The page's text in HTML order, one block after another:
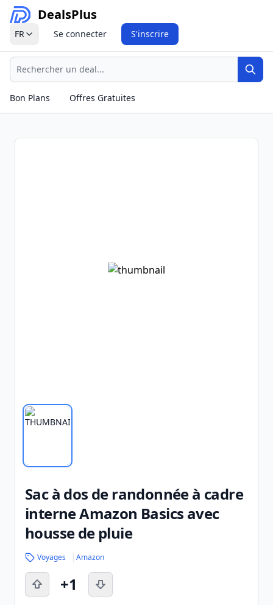
DealsPlus
FR Se connecter S'inscrire
Recherche
Bon Plans
Offres Gratuites
Sac à dos de randonnée à cadre
interne Amazon Basics avec
housse de pluie
Voyages Amazon
+1